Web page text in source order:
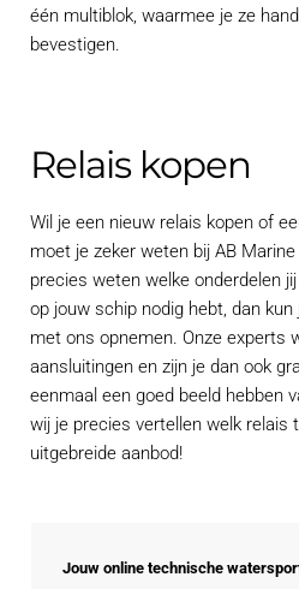
één multiblok, waarmee je ze
bevestigen.
Relais kopen
Wil je een nieuw relais kopen of
moet je zeker weten bij AB
precies weten welke onderdelen
op jouw schip nodig hebt, dan
met ons opnemen. Onze experts
aansluitingen en zijn je dan ook
eenmaal een goed beeld hebben
wij je precies vertellen welk relais
uitgebreide aanbod!
Jouw online technische